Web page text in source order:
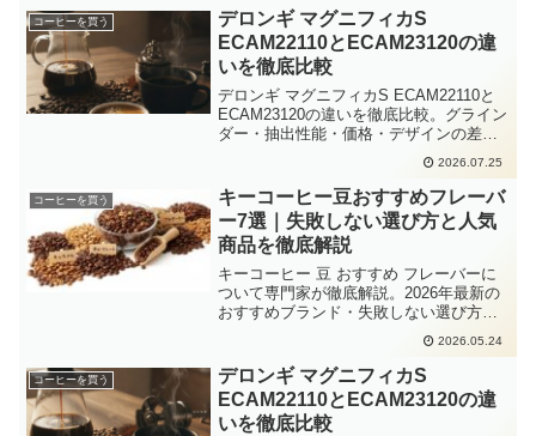
コーヒーを買う
デロンギ マグニフィカS
ECAM22110とECAM23120の違
いを徹底比較
デロンギ マグニフィカS ECAM22110と
ECAM23120の違いを徹底比較。グライン
ダー・抽出性能・価格・デザインの差を
詳しく解説。2026年の実勢価格情報も交
えながら、どちらが自分に合うかを判断
できる内容です。
2026.07.25
コーヒーを買う
キーコーヒー豆おすすめフレーバ
ー7選｜失敗しない選び方と人気
商品を徹底解説
キーコーヒー 豆 おすすめ フレーバーに
ついて専門家が徹底解説。2026年最新の
おすすめブランド・失敗しない選び方・
Amazon楽天の人気商品をまとめました。
2026.05.24
コーヒーを買う
デロンギ マグニフィカS
ECAM22110とECAM23120の違
いを徹底比較